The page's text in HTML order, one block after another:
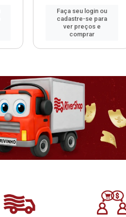
Faça seu login ou
cadastre-se para
ver preços e
comprar